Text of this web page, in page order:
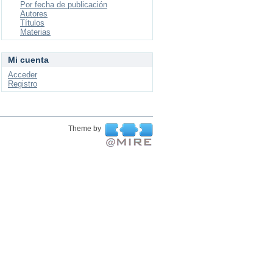
Por fecha de publicación
Autores
Títulos
Materias
Mi cuenta
Acceder
Registro
Theme by